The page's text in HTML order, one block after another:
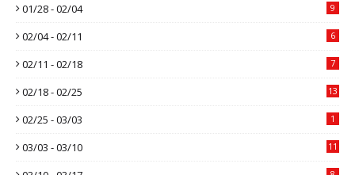
01/28 - 02/04 9
02/04 - 02/11 6
02/11 - 02/18 7
02/18 - 02/25 13
02/25 - 03/03 1
03/03 - 03/10 11